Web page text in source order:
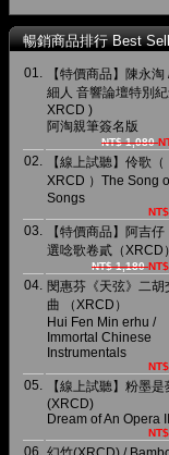
暢銷商品排行 Best
01.
【特價商品】陳永淘
細人 音響論壇特別
XRCD )
阿淘親筆簽名版
NT$ 1,080
02.
【線上試聽】伶歌（
XRCD ）The Song
Songs
03.
【特價商品】阿吉仔
選唸歌卷貳（XRCD）
NT$ 1,180
04. 閔惠芬《天弦》二胡
曲 （XRCD）
Hui Fen Min erhu /
Immortal Chinese
Instrumentals
05.
【線上試聽】粉墨是
(XRCD)
Dream of An Opera II
06.